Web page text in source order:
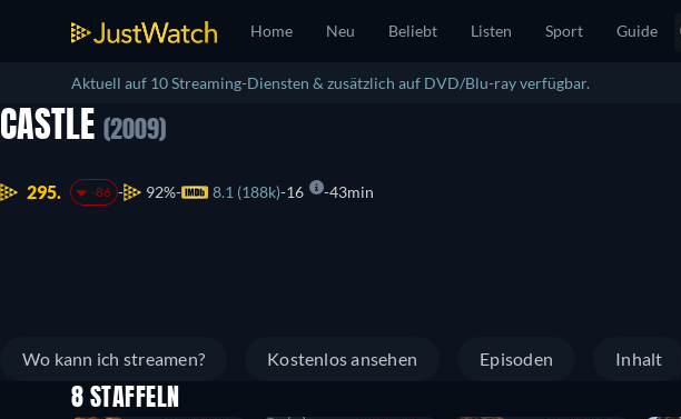
Home Neu Beliebt Listen Sport Guide
Aktuell auf 10 Streaming-Diensten & zusätzlich auf DVD/Blu-ray verfügbar.
CASTLE (2009)
295. -86 92% 8.1 (188k) 16 43min
Wo kann ich streamen? Kostenlos ansehen Episoden Inhalt
8 STAFFELN